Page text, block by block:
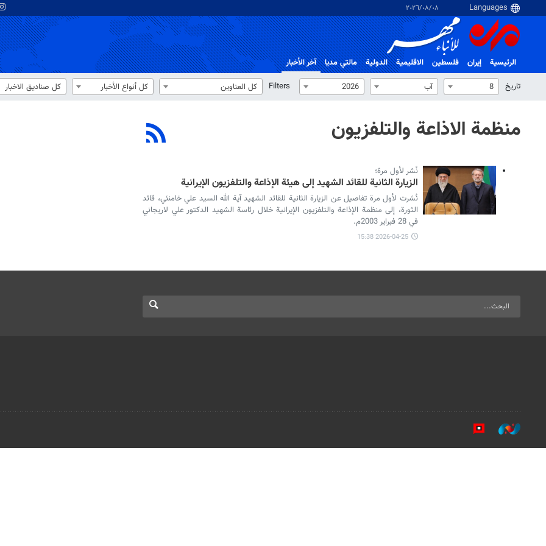
٠٨‏/٠٨‏/٢٠٢٦
الرئيسية إيران فلسطین الاقلیمیة الدولية مالتي مدیا
آخر الأخبار
تاریخ
8 آب 2026
Filters كل العناوين كل أنواع الأخبار كل صناديق الاخبار
منظمة الاذاعة والتلفزیون
نُشر لأول مرة؛
الزيارة الثانية للقائد الشهيد إلى هيئة الإذاعة والتلفزيون الإيرانية
نُشرت لأول مرة تفاصیل عن الزيارة الثانية للقائد الشهيد آية الله السيد علي خامنئي، قائد
الثورة، إلى منظمة الإذاعة والتلفزيون الإيرانية خلال رئاسة الشهيد الدكتور علي لاريجاني
في 28 فبراير 2003م.
2026-04-25 15:38